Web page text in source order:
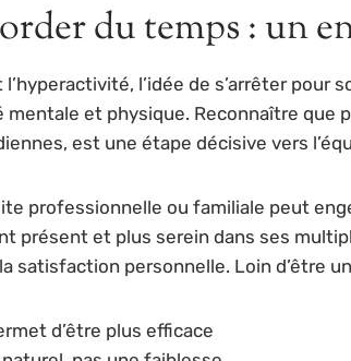
du temps : un
l’idée de s’arrêter
et physique. Reconnaître que
est une étape décisive vers
professionnelle ou familiale peut
présent et plus serein dans ses
satisfaction personnelle. Loin d’être
d’être plus efficace